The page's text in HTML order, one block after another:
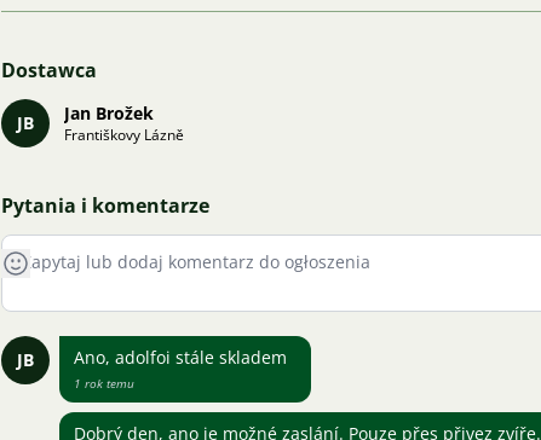
Dostawca
JB Jan Brožek
Františkovy Lázně
Pytania i komentarze
JB Ano, adolfoi stále skladem
1 rok temu
Dobrý den, ano je možné zaslání. Pouze přes přivez zvíře.